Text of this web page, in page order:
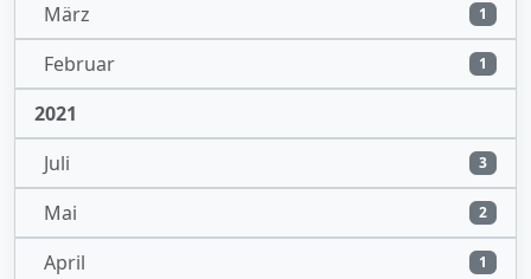
März 1
Februar 1
2021
Juli
3
Mai 2
April 1